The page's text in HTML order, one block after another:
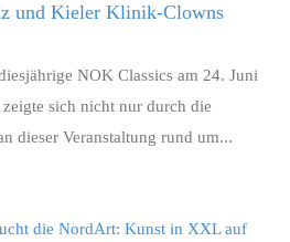
und Kieler Klinik-Clowns
NOK Classics am 24. Juni
sich nicht nur durch die
dieser Veranstaltung rund um...